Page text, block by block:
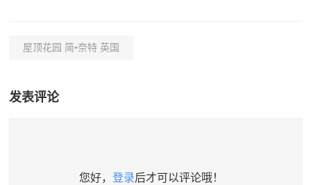
屋顶花园 简•奈特 英国
发表评论
您好， 登录后才可以评论哦！